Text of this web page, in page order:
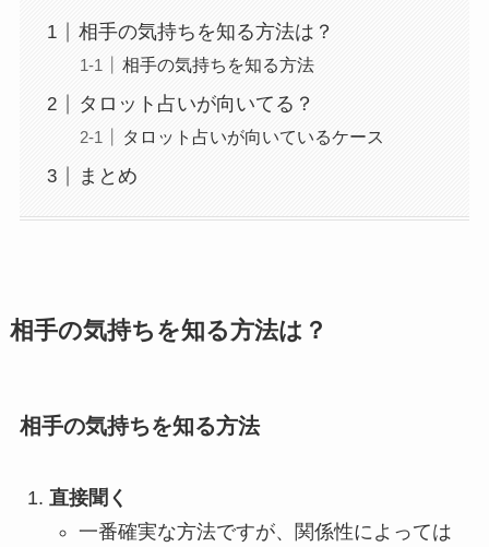
相手の気持ちを知る方法は？
相手の気持ちを知る方法
タロット占いが向いてる？
タロット占いが向いているケース
まとめ
相手の気持ちを知る方法は？
相手の気持ちを知る方法
直接聞く
一番確実な方法ですが、関係性によっては